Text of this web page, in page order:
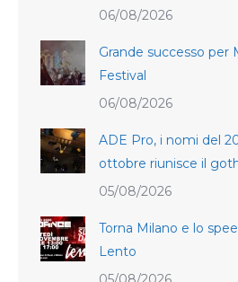
06/08/2026
Grande successo per
Festival
06/08/2026
ADE Pro, i nomi del
ottobre riunisce il
05/08/2026
Torna Milano e lo
Lento